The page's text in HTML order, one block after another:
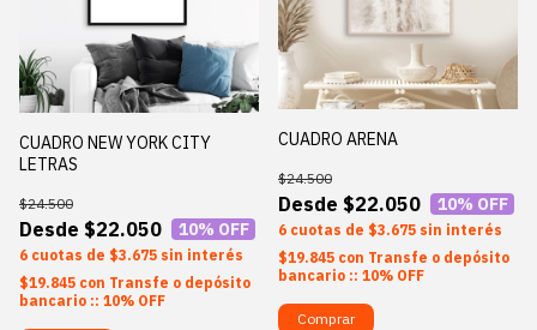
CUADRO NEW YORK CITY
LETRAS
$22.050
$24.500
10% OFF
6 $3.675 sin interés
$19.845 con Transfe o depósito
bancario :: 10% OFF
CUADRO ARENA
$22.050
$24.500
10% OFF
6 $3.675 sin interés
$19.845 con Transfe o depósito
bancario :: 10% OFF
Comprar